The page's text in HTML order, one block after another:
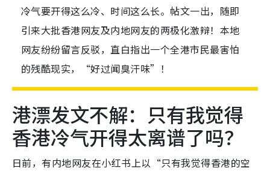
冷气要开得这么冷、时间这么长。帖文一出，随即
引来大批香港网友及内地网友的两极化激辩！本地
网友纷纷留言反驳，直白指出一个全港市民最害怕
的残酷现实，“好过闻臭汗味”！
港漂发文不解：只有我觉得
香港冷气开得太离谱了吗？
日前，有内地网友在小红书上以“只有我觉得香港的空